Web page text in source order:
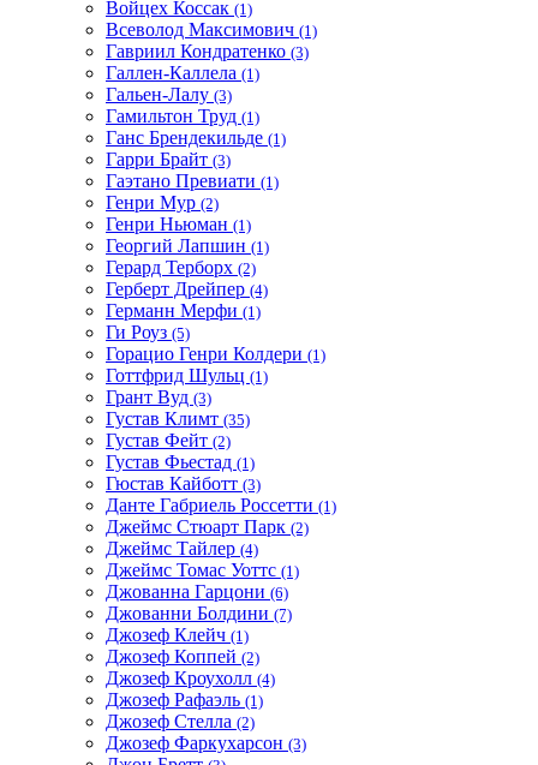
Войцех Коссак (1)
Всеволод Максимович (1)
Гавриил Кондратенко (3)
Галлен-Каллела (1)
Гальен-Лалу (3)
Гамильтон Труд (1)
Ганс Брендекильде (1)
Гарри Брайт (3)
Гаэтано Превиати (1)
Генри Мур (2)
Генри Ньюман (1)
Георгий Лапшин (1)
Герард Терборх (2)
Герберт Дрейпер (4)
Германн Мерфи (1)
Ги Роуз (5)
Горацио Генри Колдери (1)
Готтфрид Шульц (1)
Грант Вуд (3)
Густав Климт (35)
Густав Фейт (2)
Густав Фьестад (1)
Гюстав Кайботт (3)
Данте Габриель Россетти (1)
Джеймс Стюарт Парк (2)
Джеймс Тайлер (4)
Джеймс Томас Уоттс (1)
Джованна Гарцони (6)
Джованни Болдини (7)
Джозеф Клейч (1)
Джозеф Коппей (2)
Джозеф Кроухолл (4)
Джозеф Рафаэль (1)
Джозеф Стелла (2)
Джозеф Фаркухарсон (3)